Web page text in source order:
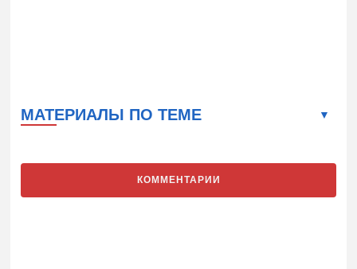
МАТЕРИАЛЫ ПО ТЕМЕ
КОММЕНТАРИИ